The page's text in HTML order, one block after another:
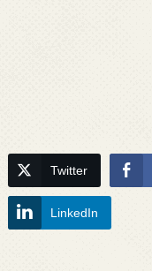
Twitter
LinkedIn